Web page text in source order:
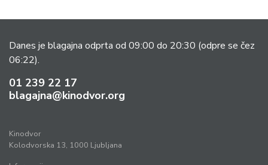
Danes je blagajna odprta od 09:00 do 20:30 (odpre se čez
06:22).
01 239 22 17
blagajna@kinodvor.org
Kinodvor
Kolodvorska 13, 1000 Ljubljana